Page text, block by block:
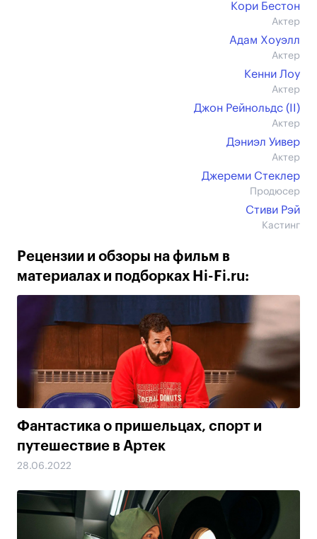
Кори Бестон
Актер
Адам Хоуэлл
Актер
Кенни Лоу
Актер
Джон Рейнольдс (II)
Актер
Дэниэл Уивер
Актер
Джереми Стеклер
Продюсер
Стиви Рэй
Кастинг
Рецензии и обзоры на фильм в
материалах и подборках Hi-Fi.ru:
Фантастика о пришельцах, спорт и
путешествие в Артек
28.06.2022